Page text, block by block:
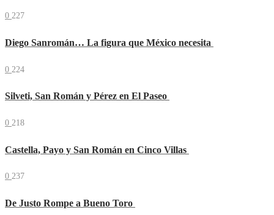
0 227
Diego Sanromán… La figura que México necesita
0 224
Silveti, San Román y Pérez en El Paseo
0 218
Castella, Payo y San Román en Cinco Villas
0 237
De Justo Rompe a Bueno Toro